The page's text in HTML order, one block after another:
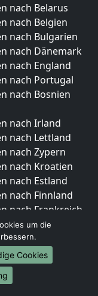
nach Belarus
nach Belgien
nach Bulgarien
nach Dänemark
nach England
nach Portugal
nach Bosnien
nach Irland
nach Lettland
nach Zypern
nach Kroatien
nach Estland
nach Finnland
nach Frankreich
nach
nach Italien
nach
um die
Cookies